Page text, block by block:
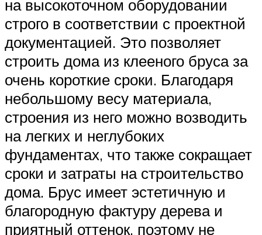
на высокоточном оборудовании
строго в соответствии с проектной
документацией. Это позволяет
строить дома из клееного бруса за
очень короткие сроки. Благодаря
небольшому весу материала,
строения из него можно возводить
на легких и неглубоких
фундаментах, что также сокращает
сроки и затраты на строительство
дома. Брус имеет эстетичную и
благородную фактуру дерева и
приятный оттенок, поэтому не